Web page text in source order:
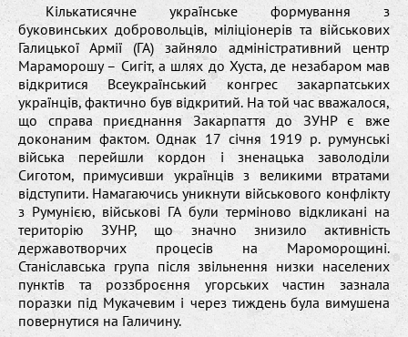
Кількатисячне українське формування з
буковинських добровольців, міліціонерів та військових
Галицької Армії (ГА) зайняло адміністративний центр
Мараморошу – Сигіт, а шлях до Хуста, де незабаром мав
відкритися Всеукраїнський конгрес закарпатських
українців, фактично був відкритий. На той час вважалося,
що справа приєднання Закарпаття до ЗУНР є вже
доконаним фактом. Однак 17 січня 1919 р. румунські
війська перейшли кордон і зненацька заволоділи
Сиготом, примусивши українців з великими втратами
відступити. Намагаючись уникнути військового конфлікту
з Румунією, військові ГА були терміново відкликані на
територію ЗУНР, що значно знизило активність
державотворчих процесів на Мароморощині.
Станіславська група після звільнення низки населених
пунктів та роззброєння угорських частин зазнала
поразки під Мукачевим і через тиждень була вимушена
повернутися на Галичину.